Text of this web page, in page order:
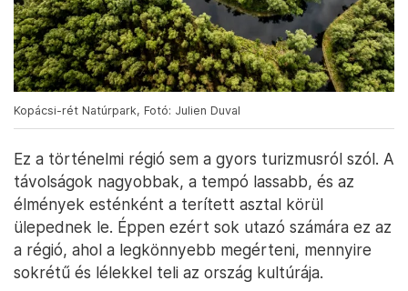
Kopácsi-rét Natúrpark, Fotó: Julien Duval
Ez a történelmi régió sem a gyors turizmusról szól. A
távolságok nagyobbak, a tempó lassabb, és az
élmények esténként a terített asztal körül
ülepednek le. Éppen ezért sok utazó számára ez az
a régió, ahol a legkönnyebb megérteni, mennyire
sokrétű és lélekkel teli az ország kultúrája.